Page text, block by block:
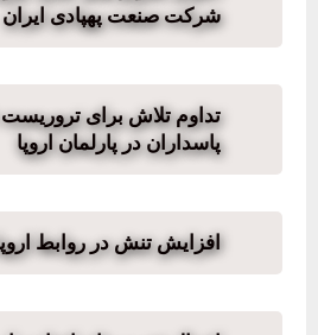
شرکت‌ صنعت پهپادی ایران
تداوم تلاش برای
پاسداران در پارلمان اروپا
افزایش تنش‌ در روابط